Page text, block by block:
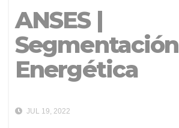
ANSES |
Segmentación
Energética
JUL 19, 2022